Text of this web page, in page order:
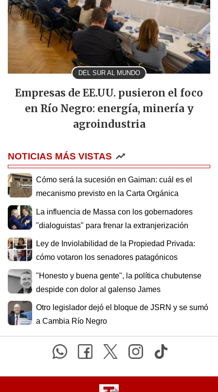
DEL SUR AL MUNDO
Empresas de EE.UU. pusieron el foco
en Río Negro: energía, minería y
agroindustria
NOTICIAS MÁS VISTAS
Cómo será la sucesión en Gaiman: cuál es el
mecanismo previsto en la Carta Orgánica
La influencia de Massa con los gobernadores
"dialoguistas" para frenar la extranjerización
Ley de Inviolabilidad de la Propiedad Privada:
cómo votaron los senadores patagónicos
"Honesto y buena gente", la política chubutense
despide con dolor al galenso James
Otro legislador dejó el bloque de JSRN y se sumó
a Cambia Río Negro